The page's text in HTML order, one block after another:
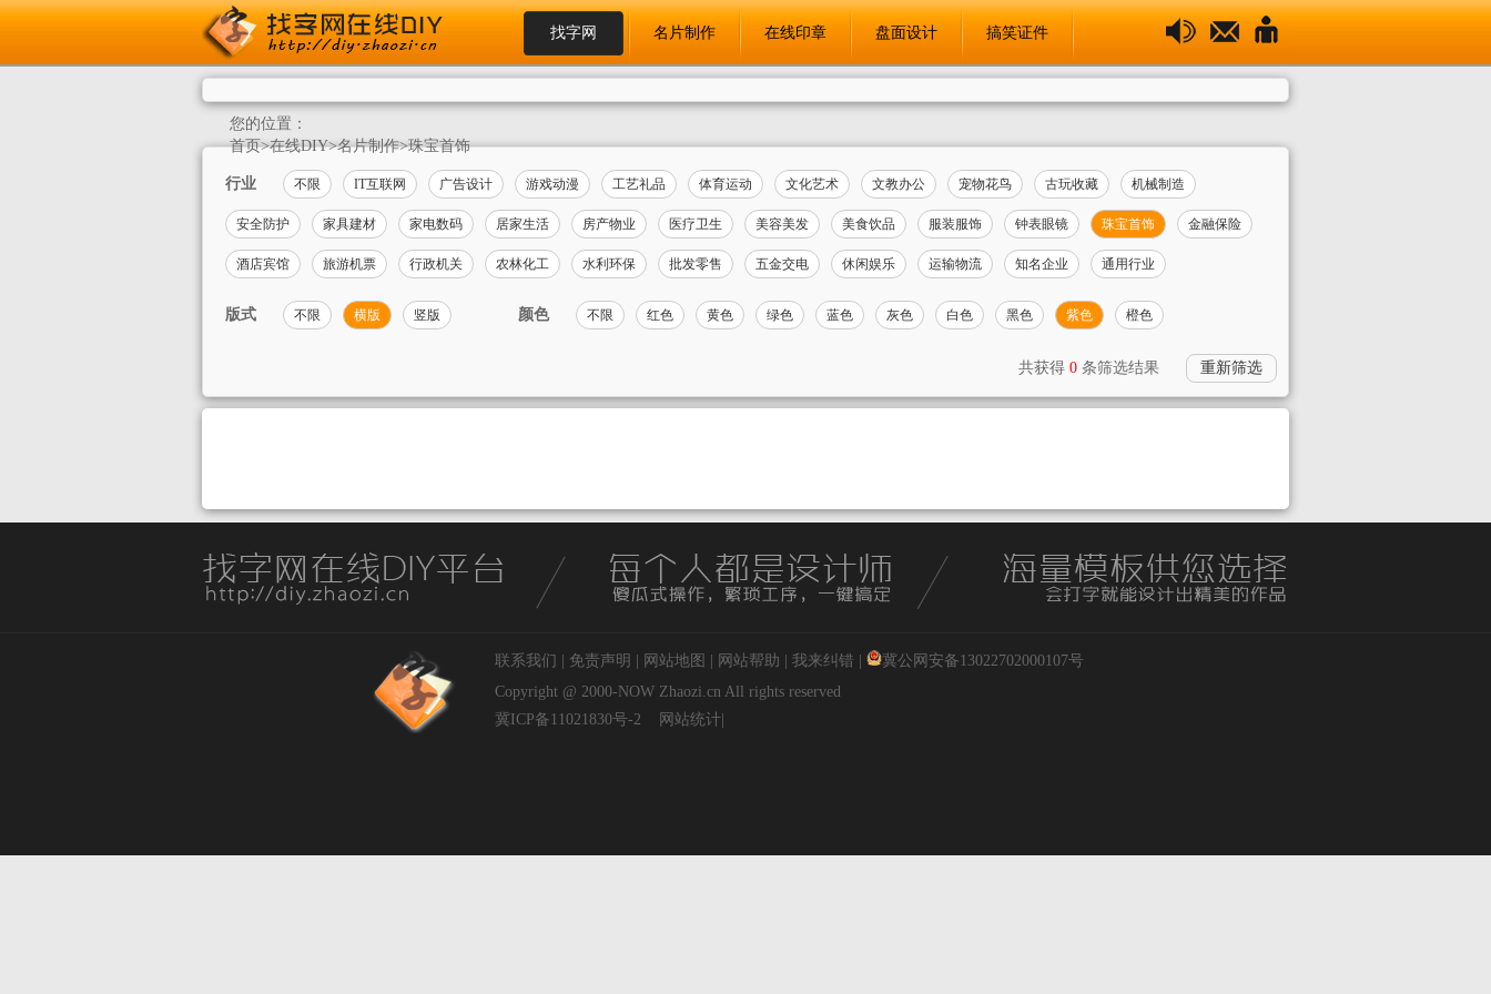
找字网 名片制作 在线印章 盘面设计 搞笑证件
您的位置：
首页>在线DIY>名片制作>珠宝首饰
行业 不限 IT互联网 广告设计 游戏动漫 工艺礼品 体育运动 文化艺术 文教办公 宠物花鸟 古玩收藏 机械制造
安全防护 家具建材 家电数码 居家生活 房产物业 医疗卫生 美容美发 美食饮品 服装服饰 钟表眼镜 珠宝首饰 金融保险
酒店宾馆 旅游机票 行政机关 农林化工 水利环保 批发零售 五金交电 休闲娱乐 运输物流 知名企业 通用行业
版式 不限 横版 竖版 颜色 不限 红色 黄色 绿色 蓝色 灰色 白色 黑色 紫色 橙色
共获得 0 条筛选结果 重新筛选
联系我们 免责声明 网站地图 网站帮助 我来纠错
冀公网安备13022702000107号
Copyright @ 2000-NOW Zhaozi.cn All rights reserved
冀ICP备11021830号-2
网站统计